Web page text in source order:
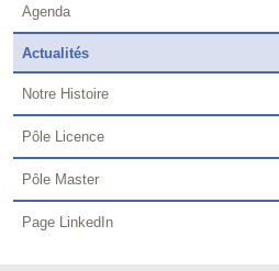
Agenda
Actualités
Notre Histoire
Pôle Licence
Pôle Master
Page LinkedIn